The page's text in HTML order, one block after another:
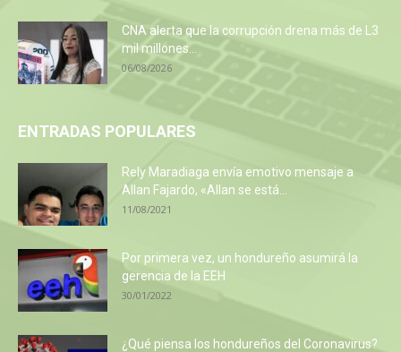
CNA alerta que la corrupción drena más de L3
mil millones...
06/08/2026
ENTRADAS POPULARES
Rely Maradiaga envía emotivo mensaje a
Allan Fajardo, «Allan se está...
11/08/2021
Por primera vez, un hondureño asumirá la
gerencia de la EEH
30/01/2022
¿Qué piensa los hondureños del Coronavirus?